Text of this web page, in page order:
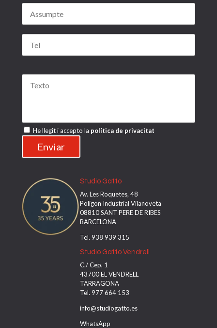
Por favor, deja este campo vacío.
He llegit i accepto la política de privacitat
Studio Gatto
Av. Les Roquetes, 48
Polígon Industrial Vilanoveta
08810 SANT PERE DE RIBES
BARCELONA
Tel. 938 939 315
Studio Gatto Vendrell
C./ Cep, 1
43700 EL VENDRELL
TARRAGONA
Tel. 977 664 153
info@studiogatto.es
WhatsApp